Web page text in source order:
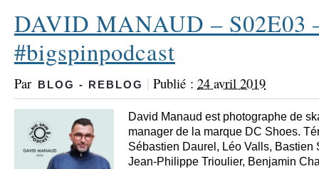
DAVID MANAUD – S02E03
#bigspinpodcast
Par BLOG - REBLOG | Publié : 24 avril 2019
David Manaud est photographe de
manager de la marque DC Shoes.
Sébastien Daurel, Léo Valls, Bastien
Jean-Philippe Trioulier, Benjamin